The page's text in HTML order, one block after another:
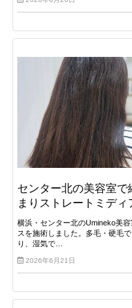
センター北の美容室で
まりストレートミディ
横浜・センター北のUmineko美
スを施術しました。多毛・硬毛
り、湿気で…
2026年6月21日